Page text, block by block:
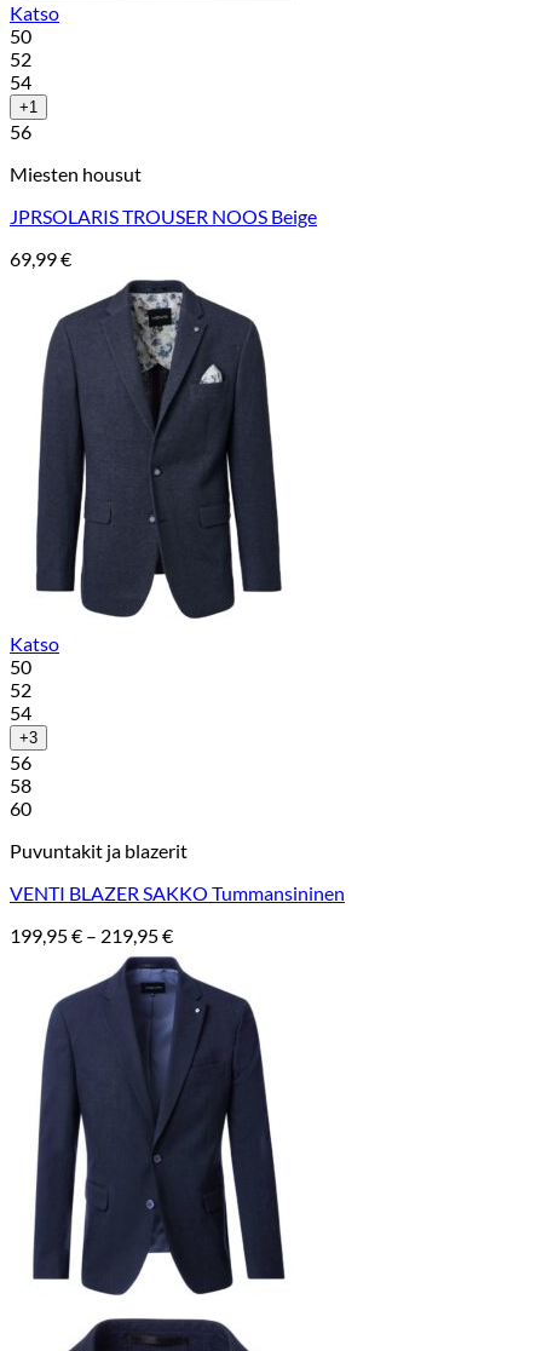
Katso
50
52
54
+1
56
Miesten housut
JPRSOLARIS TROUSER NOOS Beige
69,99€
Katso
50
52
54
+3
56
58
60
Puvuntakit ja blazerit
VENTI BLAZER SAKKO Tummansininen
199,95€ – 219,95€Hintaluokka:
199,95 €
-
219,95 €